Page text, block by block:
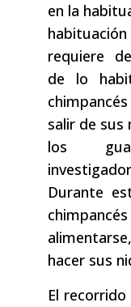
en la
requiere
de lo
salir de sus
los
Durante
hacer sus
El